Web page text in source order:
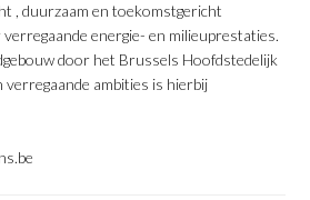
, duurzaam en toekomstgericht
energie- en milieuprestaties.
door het Brussels Hoofdstedelijk
verregaande ambities is hierbij